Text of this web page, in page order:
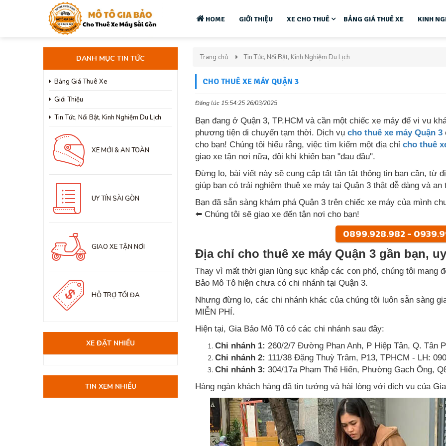
HOME GIỚI THIỆU XE CHO THUÊ BẢNG GIÁ THUÊ XE KINH
DANH MỤC TIN TỨC
Bảng Giá Thuê Xe
Giới Thiệu
Tin Tức, Nổi Bật, Kinh Nghiệm Du Lịch
XE MỚI & AN TOÀN
UY TÍN SÀI GÒN
GIAO XE TẬN NƠI
HỖ TRỢ TỐI ĐA
XE ĐẶT NHIỀU
TIN XEM NHIỀU
Trang chủ Tin Tức, Nổi Bật, Kinh Nghiệm Du Lịch
CHO THUÊ XE MÁY QUẬN 3
Đăng lúc 15:54:25 26/03/2025
Bạn đang ở Quận 3, TP.HCM và cần một chiếc xe máy để vi vu
phương tiện di chuyển tạm thời. Dịch vụ cho thuê xe máy Quận 3
cho bạn! Chúng tôi hiểu rằng, việc tìm kiếm một địa chỉ cho thuê
giao xe tận nơi nữa, đôi khi khiến bạn "đau đầu".
Đừng lo, bài viết này sẽ cung cấp tất tần tật thông tin bạn cần, từ
giúp bạn có trải nghiệm thuê xe máy tại Quận 3 thật dễ dàng và an
Bạn đã sẵn sàng khám phá Quận 3 trên chiếc xe máy của mình
⬅️ Chúng tôi sẽ giao xe đến tận nơi cho bạn!
0899.928.982 -
Địa chỉ cho thuê xe máy Quận 3 gần bạn,
Thay vì mất thời gian lùng sục khắp các con phố, chúng tôi mang
Bảo Mô Tô hiện chưa có chi nhánh tại Quận 3.
Nhưng đừng lo, các chi nhánh khác của chúng tôi luôn sẵn sàng
MIỄN PHÍ.
Hiện tại, Gia Bảo Mô Tô có các chi nhánh sau đây:
Chi nhánh 1: 260/2/7 Đường Phan Anh, P Hiệp Tân, Q. Tân
Chi nhánh 2: 111/38 Đặng Thuỳ Trâm, P13, TPHCM - LH:
Chi nhánh 3: 304/17a Phạm Thế Hiển, Phường Gạch Ông,
Hàng ngàn khách hàng đã tin tưởng và hài lòng với dịch vụ của